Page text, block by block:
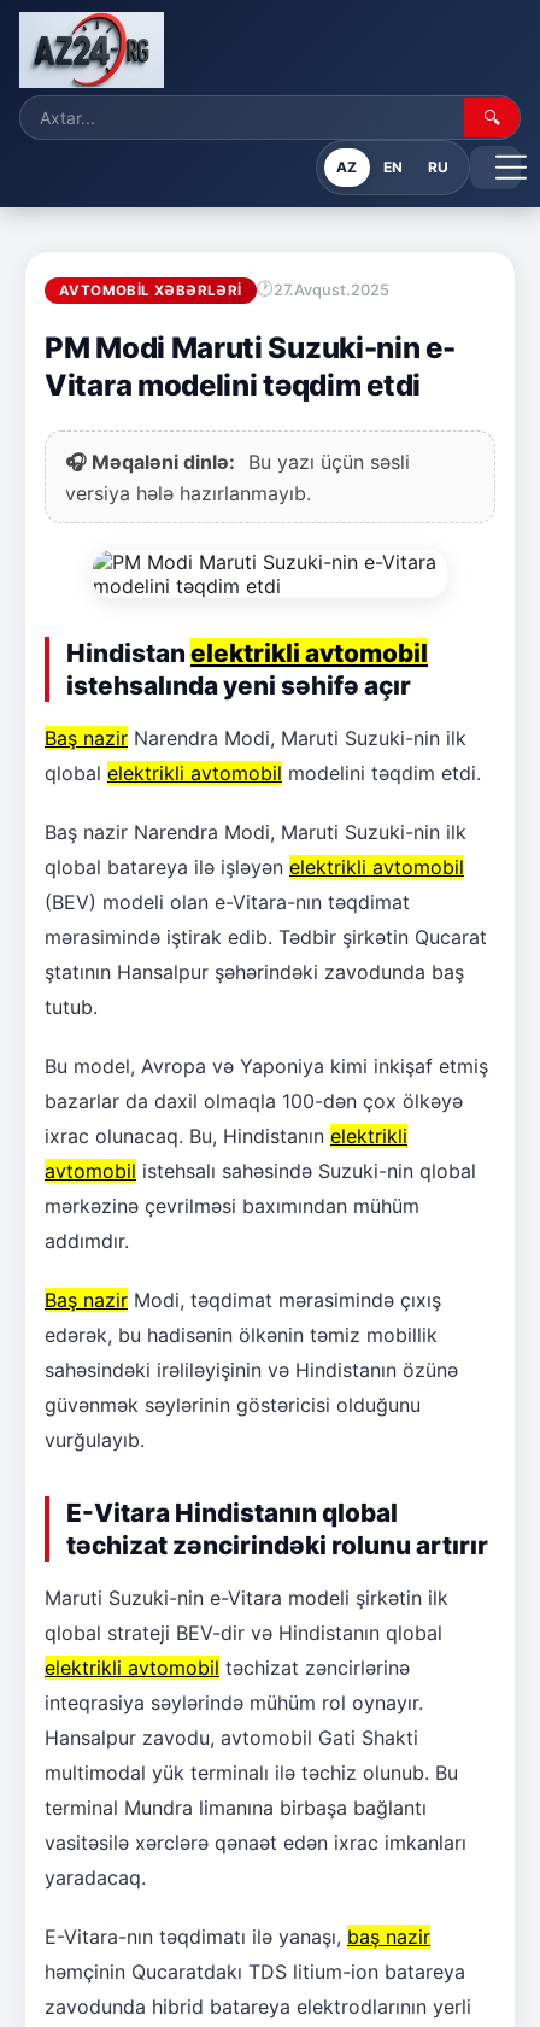
🔍
AZ EN RU
AVTOMOBIL XƏBƏRLƏRI 27.Avqust.2025
PM Modi Maruti Suzuki-nin e-
Vitara modelini təqdim etdi
🎧 Məqaləni dinlə:
Bu yazı üçün səsli
versiya hələ hazırlanmayıb.
Hindistan elektrikli avtomobil
istehsalında yeni səhifə açır
Baş nazir Narendra Modi, Maruti Suzuki-nin ilk
qlobal elektrikli avtomobil modelini təqdim etdi.
Baş nazir Narendra Modi, Maruti Suzuki-nin ilk
qlobal batareya ilə işləyən elektrikli avtomobil
(BEV) modeli olan e-Vitara-nın təqdimat
mərasimində iştirak edib. Tədbir şirkətin Qucarat
ştatının Hansalpur şəhərindəki zavodunda baş
tutub.
Bu model, Avropa və Yaponiya kimi inkişaf etmiş
bazarlar da daxil olmaqla 100-dən çox ölkəyə
ixrac olunacaq. Bu, Hindistanın elektrikli
avtomobil istehsalı sahəsində Suzuki-nin qlobal
mərkəzinə çevrilməsi baxımından mühüm
addımdır.
Baş nazir Modi, təqdimat mərasimində çıxış
edərək, bu hadisənin ölkənin təmiz mobillik
sahəsindəki irəliləyişinin və Hindistanın özünə
güvənmək səylərinin göstəricisi olduğunu
vurğulayıb.
E-Vitara Hindistanın qlobal
təchizat zəncirindəki rolunu artırır
Maruti Suzuki-nin e-Vitara modeli şirkətin ilk
qlobal strateji BEV-dir və Hindistanın qlobal
elektrikli avtomobil təchizat zəncirlərinə
inteqrasiya səylərində mühüm rol oynayır.
Hansalpur zavodu, avtomobil Gati Shakti
multimodal yük terminalı ilə təchiz olunub. Bu
terminal Mundra limanına birbaşa bağlantı
vasitəsilə xərclərə qənaət edən ixrac imkanları
yaradacaq.
E-Vitara-nın təqdimatı ilə yanaşı, baş nazir
həmçinin Qucaratdakı TDS litium-ion batareya
zavodunda hibrid batareya elektrodlarının yerli